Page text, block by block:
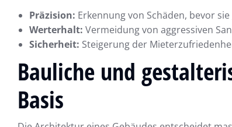
Präzision: Erkennung von Schäden, bevor
Werterhalt: Vermeidung von aggressiven
Sicherheit: Steigerung der
Bauliche und
Basis